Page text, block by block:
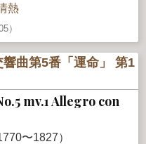
熱
）
曲第5番「運命」 第1
mv.1 Allegro con
〜1827）